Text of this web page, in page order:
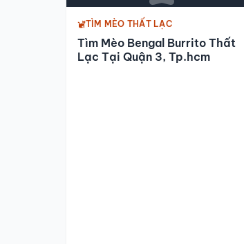
TÌM MÈO THẤT LẠC
Tìm Mèo Bengal Burrito Thất
Lạc Tại Quận 3, Tp.hcm